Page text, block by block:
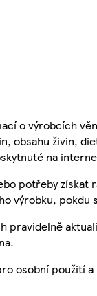
o výrobcích
obsahu živin,
na
potřeby
výrobku, pokdu
pravidelně
osobní použití